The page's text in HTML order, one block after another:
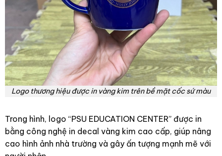
Logo thương hiệu được in vàng kim trên bề mặt cốc sứ màu
Trong hình, logo “PSU EDUCATION CENTER” được in
bằng công nghệ in decal vàng kim cao cấp, giúp nâng
cao hình ảnh nhà trường và gây ấn tượng mạnh mẽ với